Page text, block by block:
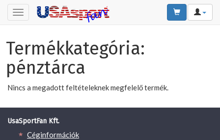
Toggle
navigation
Termékkategória:
pénztárca
Nincs a megadott feltételeknek megfelelő termék.
UsaSportFan Kft.
Céginformációk